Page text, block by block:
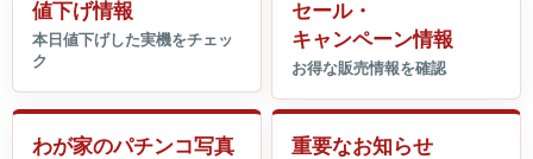
値下げ情報
セール・
キャンペーン情報
わが家のパチンコ写真
重要なお知らせ